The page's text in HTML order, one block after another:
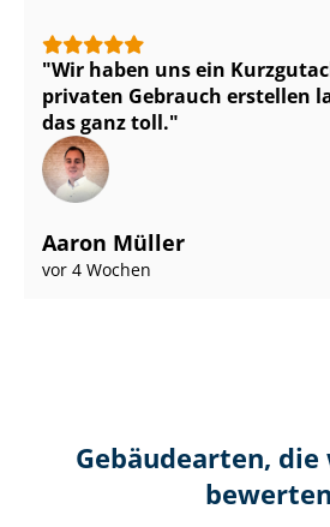
Wir haben uns ein
privaten Gebrauch erstellen
das ganz toll.
Aaron Müller
vor 4 Wochen
Gebäudearten,
bewerten